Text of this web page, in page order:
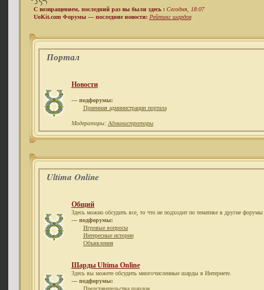
С возвращением, последний раз вы были здесь : Сегодня, 18:07
UoKit.com Форумы — последние новости: Рейтинг шардов
Портал
Новости
— подфорумы:
Приемная администрации портала
Модераторы: Администраторы
Ultima Online
Общий
Здесь можно обсудить все, то что не подходит по тематике в другие форумы
— подфорумы:
Игровые вопросы
Интересные истории
Объявления
Шарды Ultima Online
Здесь вы можете обсудить многочисленные шарды в Интернете.
— подфорумы:
Представительства шардов